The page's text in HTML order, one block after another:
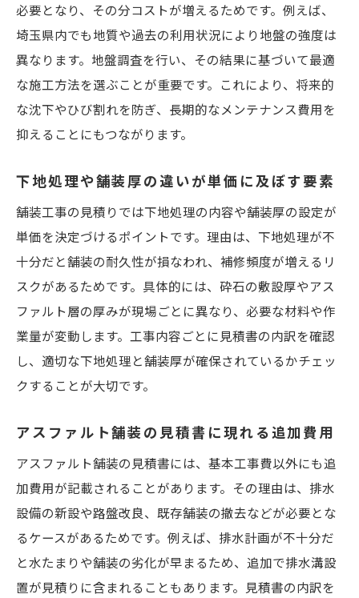
必要となり、その分コストが増えるためです。例えば、
埼玉県内でも地質や過去の利用状況により地盤の強度は
異なります。地盤調査を行い、その結果に基づいて最適
な施工方法を選ぶことが重要です。これにより、将来的
な沈下やひび割れを防ぎ、長期的なメンテナンス費用を
抑えることにもつながります。
下地処理や舗装厚の違いが単価に及ぼす要素
舗装工事の見積りでは下地処理の内容や舗装厚の設定が
単価を決定づけるポイントです。理由は、下地処理が不
十分だと舗装の耐久性が損なわれ、補修頻度が増えるリ
スクがあるためです。具体的には、砕石の敷設厚やアス
ファルト層の厚みが現場ごとに異なり、必要な材料や作
業量が変動します。工事内容ごとに見積書の内訳を確認
し、適切な下地処理と舗装厚が確保されているかチェッ
クすることが大切です。
アスファルト舗装の見積書に現れる追加費用
アスファルト舗装の見積書には、基本工事費以外にも追
加費用が記載されることがあります。その理由は、排水
設備の新設や路盤改良、既存舗装の撤去などが必要とな
るケースがあるためです。例えば、排水計画が不十分だ
と水たまりや舗装の劣化が早まるため、追加で排水溝設
置が見積りに含まれることもあります。見積書の内訳を